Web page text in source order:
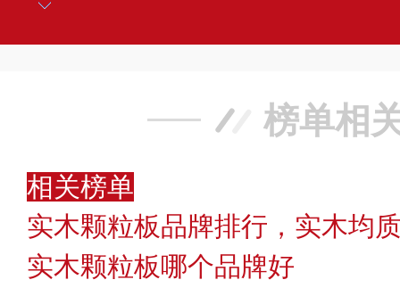
榜单相
相关榜单
实木颗粒板品牌排行，实木均
实木颗粒板哪个品牌好